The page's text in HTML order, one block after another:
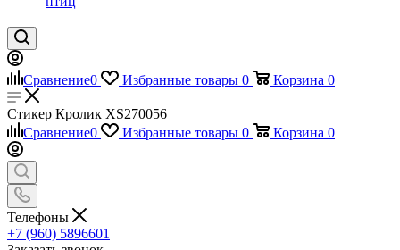
Сравнение0 Избранные товары 0 Корзина 0
Стикер Кролик XS270056
Сравнение0 Избранные товары 0 Корзина 0
Телефоны
+7 (960) 5896601